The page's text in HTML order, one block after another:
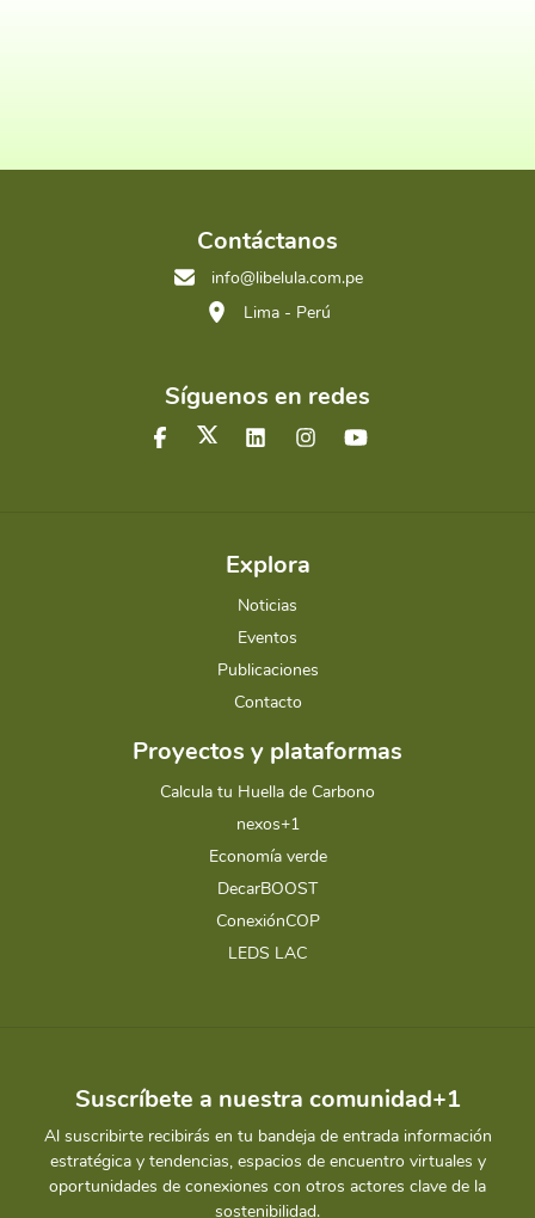
Contáctanos
info@libelula.com.pe
Lima - Perú
Síguenos en redes
Explora
Noticias
Eventos
Publicaciones
Contacto
Proyectos y plataformas
Calcula tu Huella de Carbono
nexos+1
Economía verde
DecarBOOST
ConexiónCOP
LEDS LAC
Suscríbete a nuestra comunidad+1
Al suscribirte recibirás en tu bandeja de entrada información
estratégica y tendencias, espacios de encuentro virtuales y
oportunidades de conexiones con otros actores clave de la
sostenibilidad.